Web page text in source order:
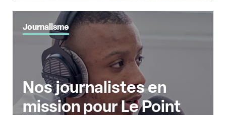
Journalisme
Nos journalistes en
mission pour Le Point